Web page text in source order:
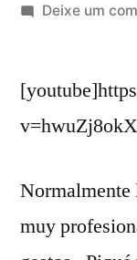
por
Deixe um
Normalmente
muy